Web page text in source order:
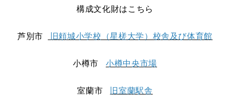
構成文化財はこちら
芦別市 旧頼城小学校（星槎大学）校舎及び体育館
小樽市 小樽中央市場
室蘭市 旧室蘭駅舎